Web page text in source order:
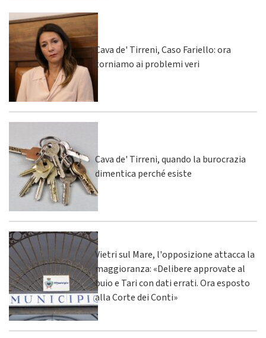
Cava de' Tirreni, Caso Fariello: ora
torniamo ai problemi veri
Cava de' Tirreni, quando la burocrazia
dimentica perché esiste
Vietri sul Mare, l'opposizione attacca la
maggioranza: «Delibere approvate al
buio e Tari con dati errati. Ora esposto
alla Corte dei Conti»